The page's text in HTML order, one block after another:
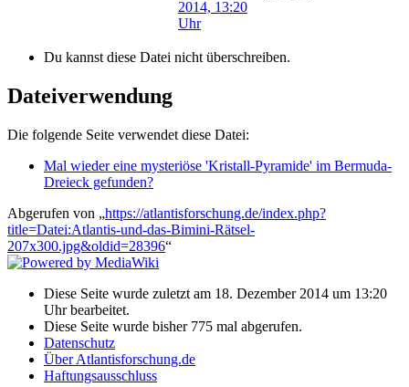
Du kannst diese Datei nicht überschreiben.
Dateiverwendung
Die folgende Seite verwendet diese Datei:
Mal wieder eine mysteriöse 'Kristall-Pyramide' im Bermuda-
Dreieck gefunden?
Abgerufen von „https://atlantisforschung.de/index.php?
title=Datei:Atlantis-und-das-Bimini-Rätsel-
207x300.jpg&oldid=28396“
Diese Seite wurde zuletzt am 18. Dezember 2014 um 13:20
Uhr bearbeitet.
Diese Seite wurde bisher 775 mal abgerufen.
Datenschutz
Über Atlantisforschung.de
Haftungsausschluss